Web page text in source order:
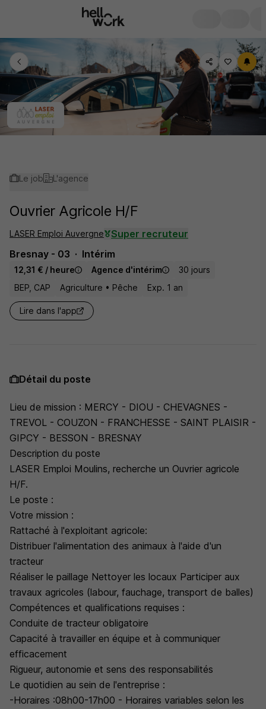
Le job L'agence
Ouvrier Agricole H/F
LASER Emploi Auvergne
Super recruteur
Bresnay - 03
Intérim
12,31 € / heure Agence d'intérim
30 jours
BEP, CAP
Agriculture • Pêche Exp. 1 an
Lire dans l'app
Détail du poste
Lieu de mission : MERCY - DIOU - CHEVAGNES -
TREVOL - COUZON - FRANCHESSE - SAINT PLAISIR -
GIPCY - BESSON - BRESNAY
Description du poste
LASER Emploi Moulins, recherche un Ouvrier agricole
H/F.
Le poste :
Votre mission :
Rattaché à l'exploitant agricole:
Distribuer l'alimentation des animaux à l'aide d'un
tracteur
Réaliser le paillage Nettoyer les locaux Participer aux
travaux agricoles (labour, fauchage, transport de balles)
Compétences et qualifications requises :
Conduite de tracteur obligatoire
Capacité à travailler en équipe et à communiquer
efficacement
Rigueur, autonomie et sens des responsabilités
Le quotidien au sein de l'entreprise :
-Horaires :08h00-17h00 - Horaires variables selon les